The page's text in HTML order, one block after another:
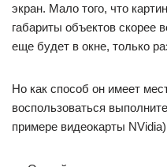
экран. Мало того, что
габариты объектов скорее
еще будет в окне, только
Но как способ он имеет
воспользоваться
примере видеокарты